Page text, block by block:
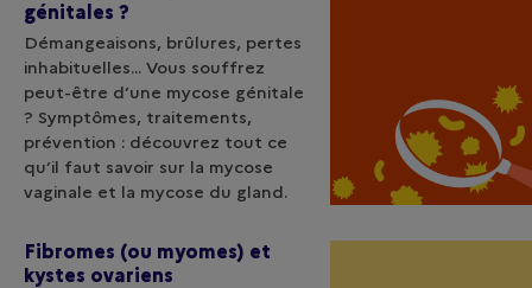
génitales ?
Démangeaisons, brûlures, pertes
inhabituelles... Vous souffrez
peut-être d’une mycose génitale
? Symptômes, traitements,
prévention : découvrez tout ce
qu’il faut savoir sur la mycose
vaginale et la mycose du gland.
Fibromes (ou myomes) et
kystes ovariens